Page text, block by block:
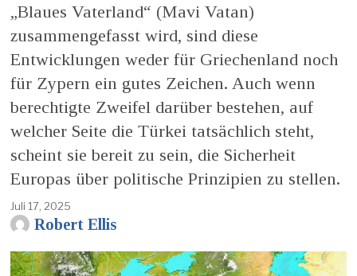
„Blaues Vaterland“ (Mavi Vatan)
zusammengefasst wird, sind diese
Entwicklungen weder für Griechenland noch
für Zypern ein gutes Zeichen. Auch wenn
berechtigte Zweifel darüber bestehen, auf
welcher Seite die Türkei tatsächlich steht,
scheint sie bereit zu sein, die Sicherheit
Europas über politische Prinzipien zu stellen.
Juli 17, 2025
Robert Ellis